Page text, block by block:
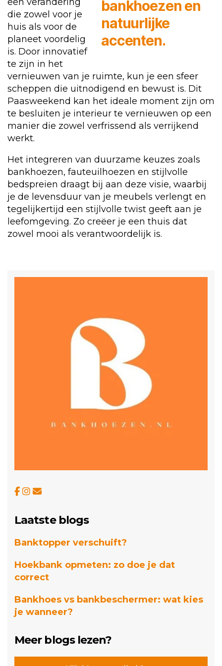
die zowel voor je
huis als voor de
planeet voordelig
is. Door innovatief
te zijn in het
vernieuwen van je ruimte, kun je een sfeer
scheppen die uitnodigend en bewust is. Dit
Paasweekend kan het ideale moment zijn om
te besluiten je interieur te vernieuwen op een
manier die zowel verfrissend als verrijkend
werkt.
Het integreren van duurzame keuzes zoals
bankhoezen, fauteuilhoezen en stijlvolle
bedspreien draagt bij aan deze visie, waarbij
je de levensduur van je meubels verlengt en
tegelijkertijd een stijlvolle twist geeft aan je
leefomgeving. Zo creëer je een thuis dat
zowel mooi als verantwoordelijk is.
Laatste blogs
Banktopper verschuift?
Hoekbank opmeten: zo doe je dat
correct
Bankhoes vs bankbeschermer: wat kies
je wanneer?
Meer blogs lezen?